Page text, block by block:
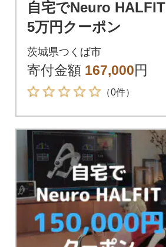
自宅でNeuro HALFIT
5万円クーポン
茨城県つくば市
寄付金額 167,000円
（0件）